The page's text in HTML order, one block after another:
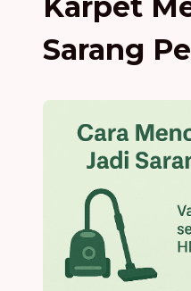
Sarang